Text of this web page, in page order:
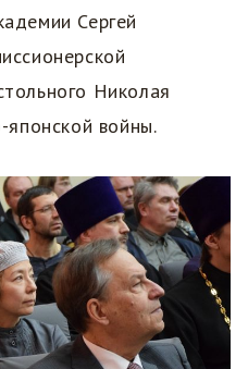
Сергей
Николая
японской войны.